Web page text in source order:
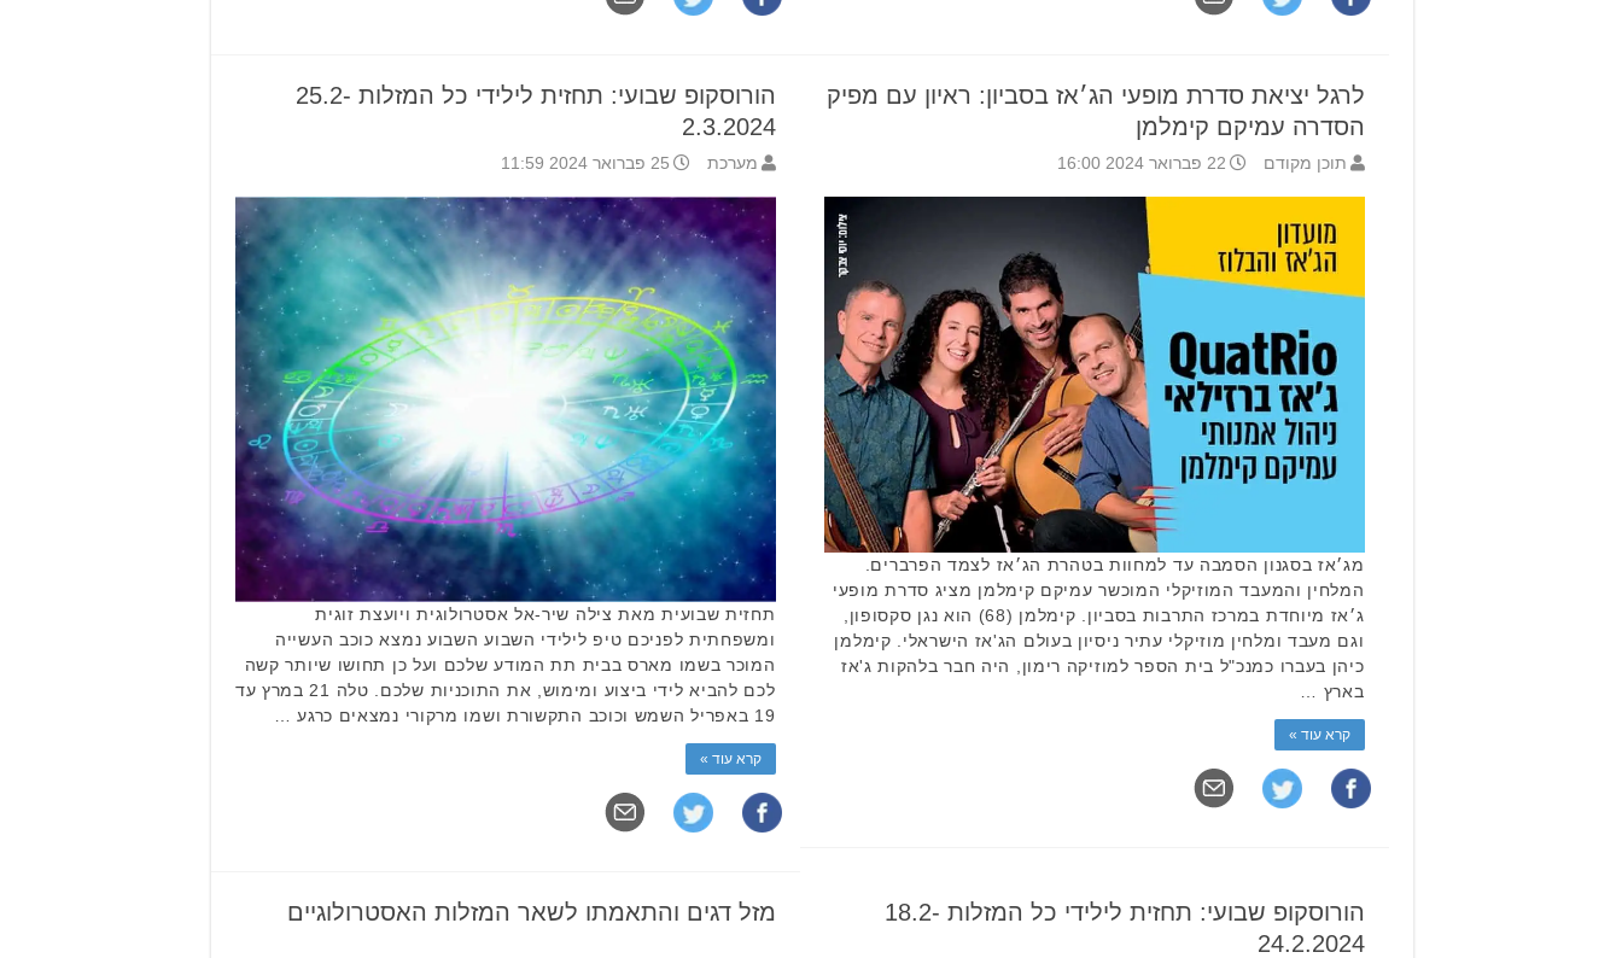
הורוסקופ שבועי: תחזית לילידי כל המזלות 25.2-
2.3.2024
מערכת 25 פברואר 2024 11:59
תחזית שבועית מאת צילה שיר-אל אסטרולוגית ויועצת זוגית
ומשפחתית לפניכם טיפ לילידי השבוע השבוע נמצא כוכב העשייה
המוכר בשמו מארס בבית תת המודע שלכם ועל כן תחושו שיותר קשה
לכם להביא לידי ביצוע ומימוש, את התוכניות שלכם. טלה 21 במרץ עד
19 באפריל השמש וכוכב התקשורת ושמו מרקורי נמצאים כרגע …
קרא עוד »
לרגל יציאת סדרת מופעי הג׳אז בסביון: ראיון עם מפיק
הסדרה עמיקם קימלמן
תוכן מקודם 22 פברואר 2024 16:00
מג׳אז בסגנון הסמבה עד למחוות בטהרת הג׳אז לצמד הפרברים.
המלחין והמעבד המוזיקלי המוכשר עמיקם קימלמן מציג סדרת מופעי
ג׳אז מיוחדת במרכז התרבות בסביון. קימלמן (68) הוא נגן סקסופון,
וגם מעבד ומלחין מוזיקלי עתיר ניסיון בעולם הג'אז הישראלי. קימלמן
כיהן בעברו כמנכ"ל בית הספר למוזיקה רימון, היה חבר בלהקות ג'אז
בארץ …
קרא עוד »
מזל דגים והתאמתו לשאר המזלות האסטרולוגיים
הורוסקופ שבועי: תחזית לילידי כל המזלות 18.2-
24.2.2024